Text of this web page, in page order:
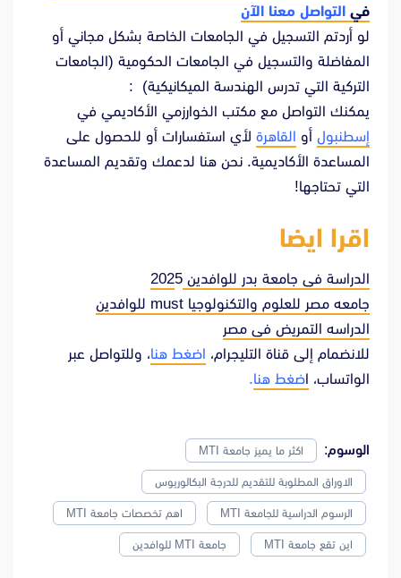
في التواصل معنا الآن
لو أردتم التسجيل في الجامعات الخاصة بشكل مجاني أو
المفاضلة والتسجيل في الجامعات الحكومية (الجامعات
التركية التي تدرس الهندسة الميكانيكية) :
يمكنك التواصل مع مكتب الخوارزمي الأكاديمي في
إسطنبول أو القاهرة لأي استفسارات أو للحصول على
المساعدة الأكاديمية. نحن هنا لدعمك وتقديم المساعدة
التي تحتاجها!
اقرا ايضا
الدراسة فى جامعة بدر للوافدين 202 5
جامعه مصر للعلوم والتكنولوجيا must للوافدين
الدراسه التمريض فى مصر
للانضمام إلى قناة التليجرام، اضغط هنا، وللتواصل عبر
الواتساب، اضغط هنا.
الوسوم: اكثر ما يميز جامعة MTI
الاوراق المطلوبة للتقديم للدرجة البكالوريوس
الرسوم الدراسية للجامعة MTI اهم تخصصات جامعة MTI
اين تقع جامعة MTI جامعة MTI للوافدين